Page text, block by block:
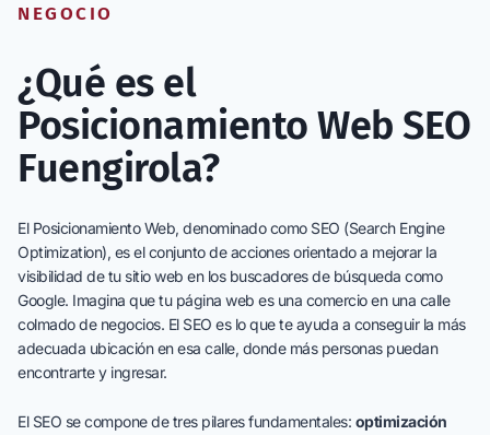
NEGOCIO
¿Qué es el
Posicionamiento Web SEO
Fuengirola?
El Posicionamiento Web, denominado como SEO (Search Engine
Optimization), es el conjunto de acciones orientado a mejorar la
visibilidad de tu sitio web en los buscadores de búsqueda como
Google. Imagina que tu página web es una comercio en una calle
colmado de negocios. El SEO es lo que te ayuda a conseguir la más
adecuada ubicación en esa calle, donde más personas puedan
encontrarte y ingresar.
El SEO se compone de tres pilares fundamentales: optimización